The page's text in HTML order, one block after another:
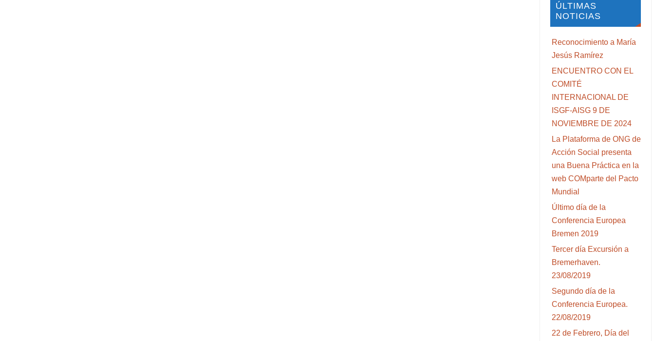
ÚLTIMAS
NOTICIAS
Reconocimiento a María
Jesús Ramírez
ENCUENTRO CON EL
COMITÉ
INTERNACIONAL DE
ISGF-AISG 9 DE
NOVIEMBRE DE 2024
La Plataforma de ONG de
Acción Social presenta
una Buena Práctica en la
web COMparte del Pacto
Mundial
Último día de la
Conferencia Europea
Bremen 2019
Tercer día Excursión a
Bremerhaven.
23/08/2019
Segundo día de la
Conferencia Europea.
22/08/2019
22 de Febrero, Día del